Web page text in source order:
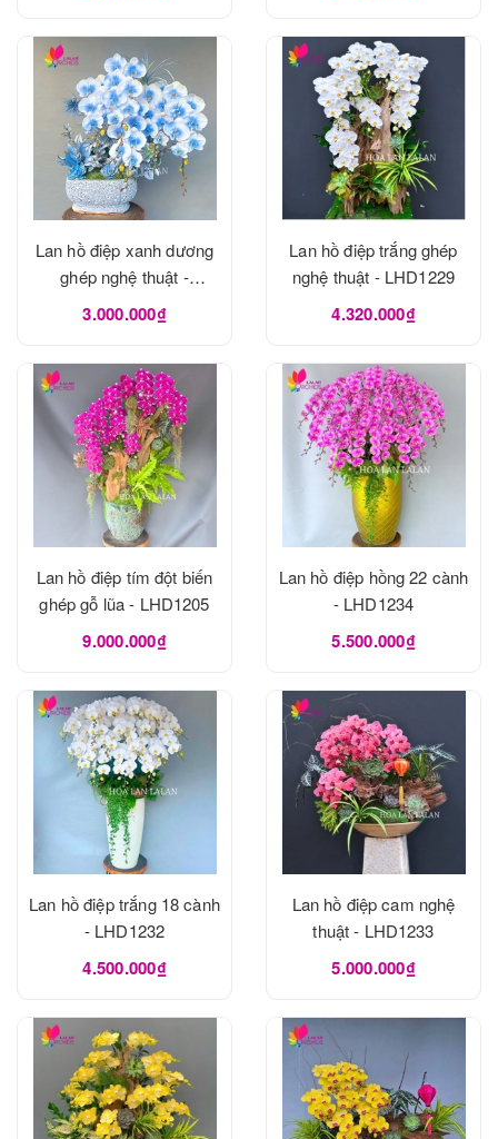
Lan hồ điệp xanh dương
ghép nghệ thuật -
LHD1240
3.000.000₫
Lan hồ điệp trắng ghép
nghệ thuật - LHD1229
4.320.000₫
Lan hồ điệp tím đột biến
ghép gỗ lũa - LHD1205
9.000.000₫
Lan hồ điệp hồng 22 cành
- LHD1234
5.500.000₫
Lan hồ điệp trắng 18 cành
- LHD1232
4.500.000₫
Lan hồ điệp cam nghệ
thuật - LHD1233
5.000.000₫